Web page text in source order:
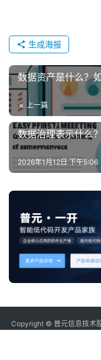
生成海报
数据资产是什么？
上一篇
数据治理表示什么
2026年1月12日 下午5:06
Copyright © 普元信息技术